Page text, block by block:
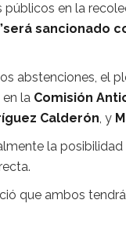
públicos en la
sancionado
abstenciones, el
la Comisión
Calderón, y
la
que ambos